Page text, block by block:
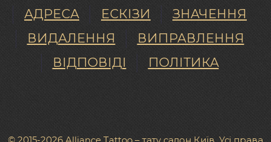
АДРЕСА
ЕСКІЗИ
ЗНАЧЕННЯ
ВИДАЛЕННЯ
ВИПРАВЛЕННЯ
ВІДПОВІДІ
ПОЛІТИКА